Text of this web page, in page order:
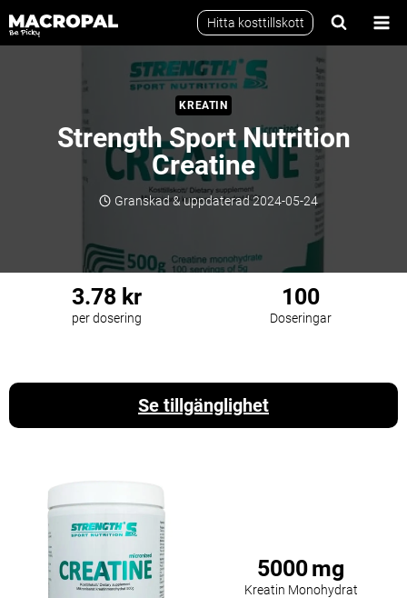
to
content
Hitta kosttillskott
KREATIN
Strength Sport Nutrition
Creatine
Granskad & uppdaterad2024-05-24
5000mg
Kreatin Monohydrat
3.78 kr
per dosering
100
Doseringar
Se tillgänglighet